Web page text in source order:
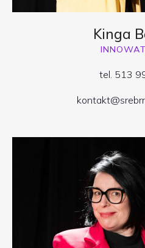
Kinga
tel. 513